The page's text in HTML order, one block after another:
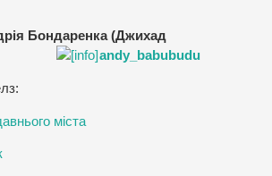
Бондаренка (Джихад
andy_babubudu
міста